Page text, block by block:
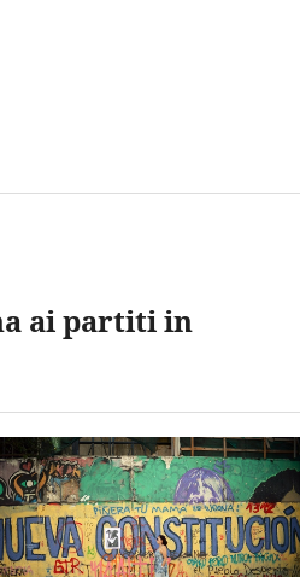
ai partiti in